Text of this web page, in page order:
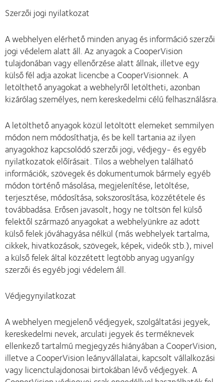
Szerzői jogi nyilatkozat
A webhelyen elérhető minden anyag és információ szerzői
jogi védelem alatt áll. Az anyagok a CooperVision
tulajdonában vagy ellenőrzése alatt állnak, illetve egy
külső fél adja azokat licencbe a CooperVisionnek. A
letölthető anyagokat a webhelyről letöltheti, azonban
kizárólag személyes, nem kereskedelmi célú felhasználásra.
A letölthető anyagok közül letöltött elemeket semmilyen
módon nem módosíthatja, és be kell tartania az ilyen
anyagokhoz kapcsolódó szerzői jogi, védjegy- és egyéb
nyilatkozatok előírásait. Tilos a webhelyen található
információk, szövegek és dokumentumok bármely egyéb
módon történő másolása, megjelenítése, letöltése,
terjesztése, módosítása, sokszorosítása, közzététele és
továbbadása. Erősen javasolt, hogy ne töltsön fel külső
felektől származó anyagokat a webhelyünkre az adott
külső felek jóváhagyása nélkül (más webhelyek tartalma,
cikkek, hivatkozások, szövegek, képek, videók stb.), mivel
a külső felek által közzétett legtöbb anyag ugyanígy
szerzői és egyéb jogi védelem áll.
Védjegynyilatkozat
A webhelyen megjelenő védjegyek, szolgáltatási jegyek,
kereskedelmi nevek, arculati jegyek és terméknevek
ellenkező tartalmú megjegyzés hiányában a CooperVision,
illetve a CooperVision leányvállalatai, kapcsolt vállalkozási
vagy licenctulajdonosai birtokában lévő védjegyek. A